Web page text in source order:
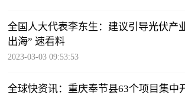
全国人大代表李东生：建议引导光伏产
出海” 速看料
2023-03-03 09:53:53
全球快资讯：重庆奉节县63个项目集中